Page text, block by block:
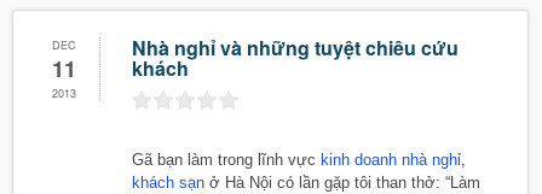
DEC
11
2013
Nhà nghỉ và những tuyệt chiêu cứu
khách
Gã bạn làm trong lĩnh vực kinh doanh nhà nghỉ
khách sạn ở Hà Nội có lần gặp tôi than thở: “Làm